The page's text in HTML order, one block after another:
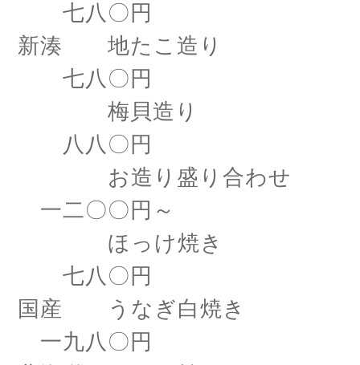
七八〇円
新湊 地たこ造り
七八〇円
梅貝造り
八八〇円
お造り盛り合わせ
一二〇〇円～
ほっけ焼き
七八〇円
国産 うなぎ白焼き
一九八〇円